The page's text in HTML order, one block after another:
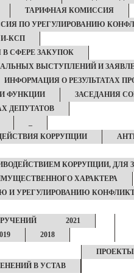
ТАРИФНАЯ КОМИССИЯ
ПО УРЕГУЛИРОВАНИЮ
КСП
СФЕРЕ ЗАКУПОК
ВЫСТУПЛЕНИЙ И
ИНФОРМАЦИЯ О РЕЗУЛЬТАТАХ
ФУНКЦИИ
ЗАСЕДАНИЯ
ДЕПУТАТОВ
КОРРУПЦИИ
КОРРУПЦИИ, ДЛЯ
ХАРАКТЕРА
УРЕГУЛИРОВАНИЮ
2021
2018
В УСТАВ